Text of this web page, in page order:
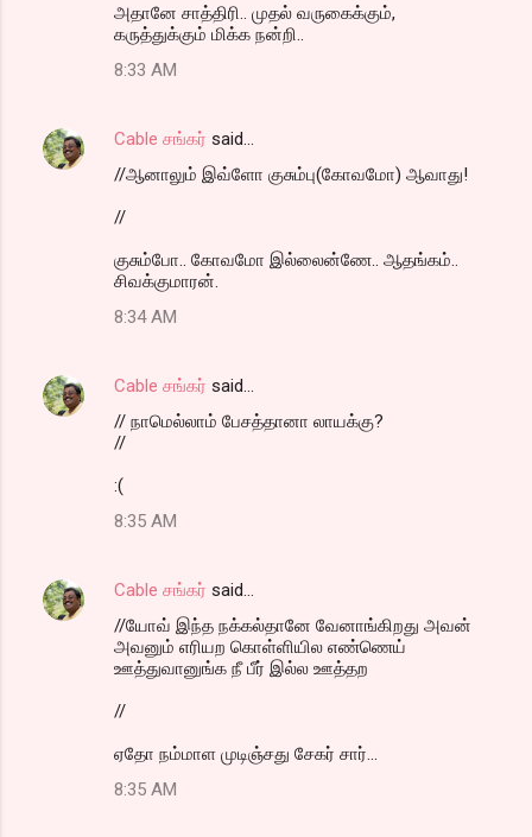
அதானே சாத்திரி.. முதல் வருகைக்கும்,
கருத்துக்கும் மிக்க நன்றி..
8:33 AM
Cable சங்கர் said…
//ஆனாலும் இவ்ளோ குசும்பு(கோவமோ) ஆவாது!
//
குசும்போ.. கோவமோ இல்லைன்ணே.. ஆதங்கம்..
சிவக்குமாரன்.
8:34 AM
Cable சங்கர் said…
// நாமெல்லாம் பேசத்தானா லாயக்கு?
//
:(
8:35 AM
Cable சங்கர் said…
//யோவ் இந்த நக்கல்தானே வேனாங்கிறது அவன்
அவனும் எரியற கொள்ளியில எண்ணெய்
ஊத்துவானுங்க நீ பீர் இல்ல ஊத்தற
//
ஏதோ நம்மாள முடிஞ்சது சேகர் சார்...
8:35 AM